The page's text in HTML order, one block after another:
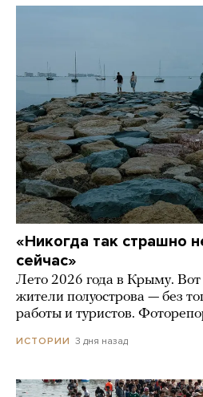
«Никогда так страшно
сейчас»
Лето 2026 года в Крыму.
жители полуострова — без
работы и туристов.
ИСТОРИИ 3 дня назад